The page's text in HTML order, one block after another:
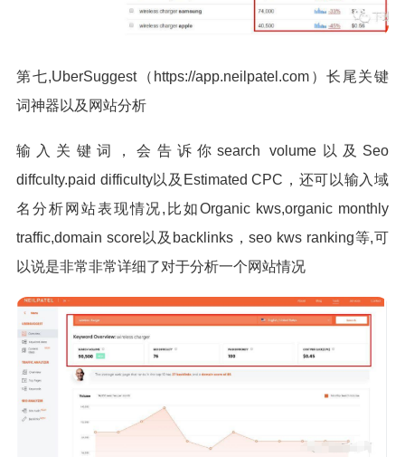
第七,UberSuggest（https://app.neilpatel.com）长尾关键
词神器以及网站分析
输入关键词，会告诉你search volume以及Seo
diffculty.paid difficulty以及Estimated CPC，还可以输入域
名分析网站表现情况,比如Organic kws,organic monthly
traffic,domain score以及backlinks，seo kws ranking等,可
以说是非常非常详细了对于分析一个网站情况